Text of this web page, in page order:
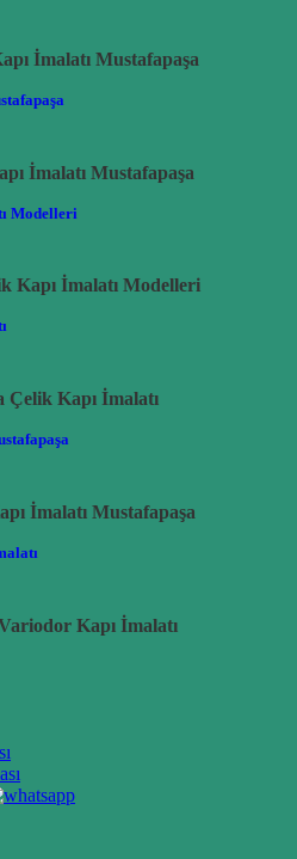
İmalatı Mustafapaşa
İmalatı Mustafapaşa
Kapı İmalatı Modelleri
Çelik Kapı İmalatı
İmalatı Mustafapaşa
Kapı İmalatı